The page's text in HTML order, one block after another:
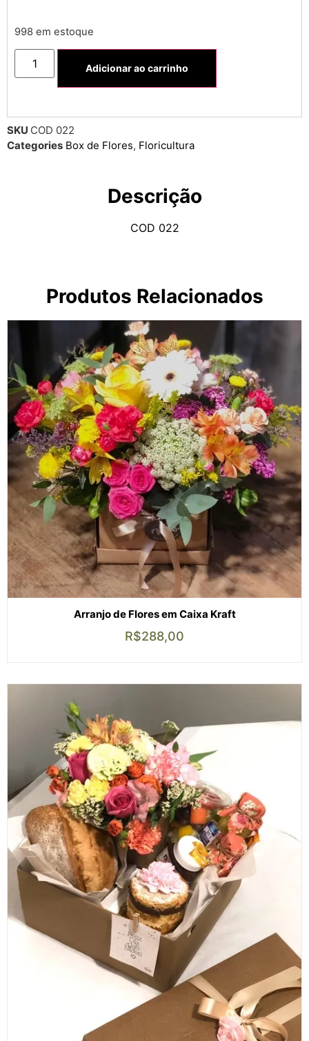
998 em estoque
Adicionar ao carrinho
SKU COD 022
Categories Box de Flores, Floricultura
Descrição
COD 022
Produtos Relacionados
Arranjo de Flores em Caixa Kraft
R$288,00